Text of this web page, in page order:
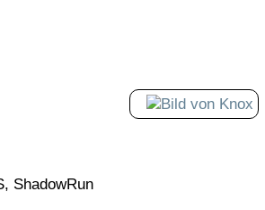
ShadowRun